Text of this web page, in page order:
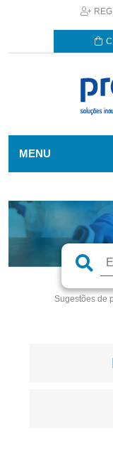
MENU
Sugestões de